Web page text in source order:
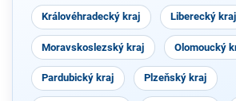
Královéhradecký kraj Liberecký kraj
Moravskoslezský kraj Olomoucký
Pardubický kraj Plzeňský kraj